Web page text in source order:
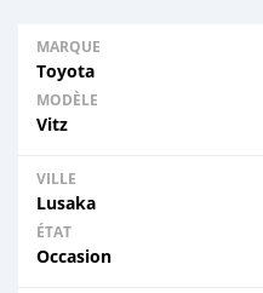
MARQUE
Toyota
MODÈLE
Vitz
VILLE
Lusaka
ÉTAT
Occasion